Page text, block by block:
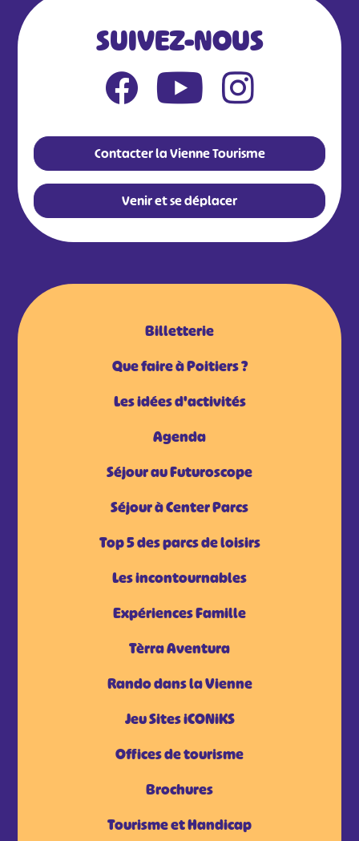
SUIVEZ-NOUS
Contacter la Vienne Tourisme
Venir et se déplacer
Billetterie
Que faire à Poitiers ?
Les idées d'activités
Agenda
Séjour au Futuroscope
Séjour à Center Parcs
Top 5 des parcs de loisirs
Les incontournables
Expériences Famille
Tèrra Aventura
Rando dans la Vienne
Jeu Sites iCONiKS
Offices de tourisme
Brochures
Tourisme et Handicap